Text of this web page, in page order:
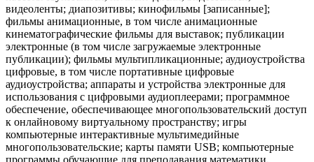
видеоленты; диапозитивы; кинофильмы [записанные];
фильмы анимационные, в том числе анимационные
кинематографические фильмы для выставок; публикации
электронные (в том числе загружаемые электронные
публикации); фильмы мультипликационные; аудиоустройства
цифровые, в том числе портативные цифровые
аудиоустройства; аппараты и устройства электронные для
использования с цифровыми аудиоплеерами; программное
обеспечение, обеспечивающее многопользовательский доступ
к онлайновому виртуальному пространству; игры
компьютерные интерактивные мультимедийные
многопользовательские; карты памяти USB; компьютерные
программы обучающие для преподавания математики,